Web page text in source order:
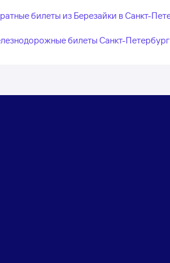
билеты из Березайки в Санкт-
билеты Санкт-Петербург